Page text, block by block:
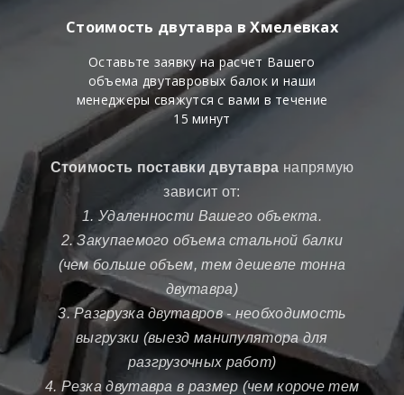
Стоимость двутавра в Хмелевках
Оставьте заявку на расчет Вашего
объема двутавровых балок и наши
менеджеры свяжутся с вами в течение
15 минут
Стоимость поставки двутавра напрямую
зависит от:
1. Удаленности Вашего объекта.
2. Закупаемого объема стальной балки
(чем больше объем, тем дешевле тонна
двутавра)
3. Разгрузка двутавров - необходимость
выгрузки (выезд манипулятора для
разгрузочных работ)
4. Резка двутавра в размер (чем короче тем